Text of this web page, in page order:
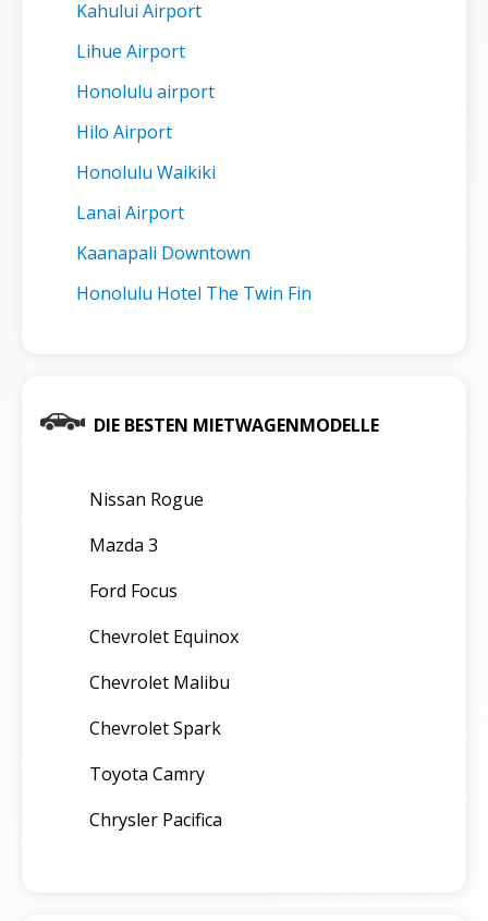
Kahului Airport
Lihue Airport
Honolulu airport
Hilo Airport
Honolulu Waikiki
Lanai Airport
Kaanapali Downtown
Honolulu Hotel The Twin Fin
DIE BESTEN MIETWAGENMODELLE
Nissan Rogue
Mazda 3
Ford Focus
Chevrolet Equinox
Chevrolet Malibu
Chevrolet Spark
Toyota Camry
Chrysler Pacifica